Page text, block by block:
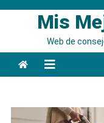
Mis
Web de